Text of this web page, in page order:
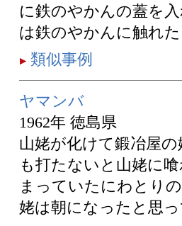
に鉄のやかんの蓋を
は鉄のやかんに触れ
類似事例
ヤマンバ
1962年 徳島県
山姥が化けて鍛冶屋
も打たないと山姥に
まっていたにわとり
姥は朝になったと思